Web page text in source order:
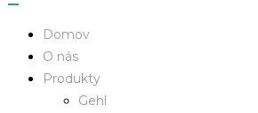
Domov
O nás
Produkty
Gehl